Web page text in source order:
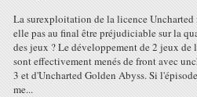
La surexploitation de la licence Uncharted
elle pas au final être préjudiciable sur la
des jeux ? Le développement de 2 jeux de
sont effectivement menés de front avec
3 et d'Uncharted Golden Abyss. Si
me...